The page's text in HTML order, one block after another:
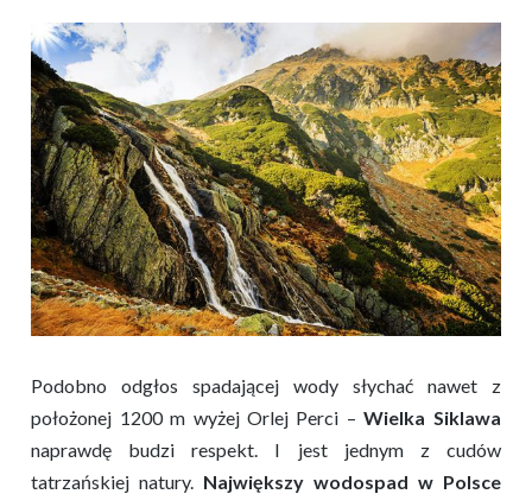
Podobno odgłos spadającej wody słychać nawet z
położonej 1200 m wyżej Orlej Perci –Wielka Siklawa
naprawdę budzi respekt. I jest jednym z cudów
tatrzańskiej natury. Największy wodospad w Polsce